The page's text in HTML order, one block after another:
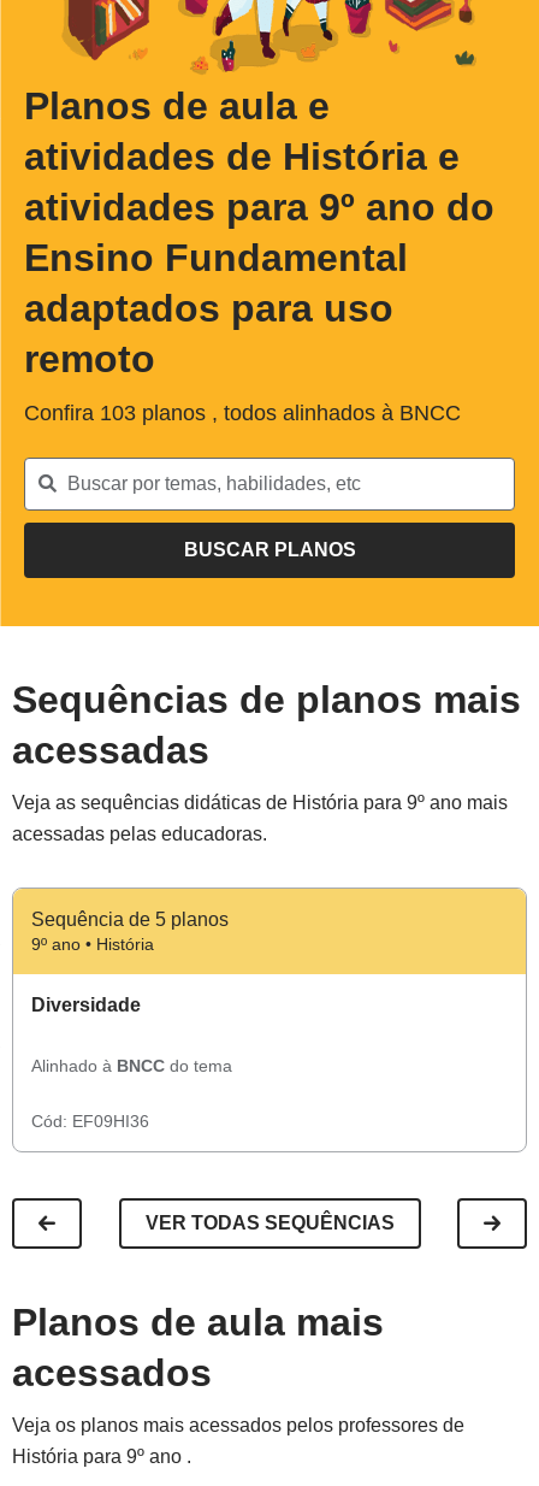
Planos de aula e
atividades de História e
atividades para 9º ano do
Ensino Fundamental
adaptados para uso
remoto
Confira 103 planos , todos alinhados à BNCC
Sequências de planos mais
acessadas
Veja as sequências didáticas de História para 9º ano mais
acessadas pelas educadoras.
Sequência de 5 planos
9º ano • História
Diversidade
Alinhado à BNCC do tema
Cód: EF09HI36
VER TODAS SEQUÊNCIAS
Planos de aula mais
acessados
Veja os planos mais acessados pelos professores de
História para 9º ano .